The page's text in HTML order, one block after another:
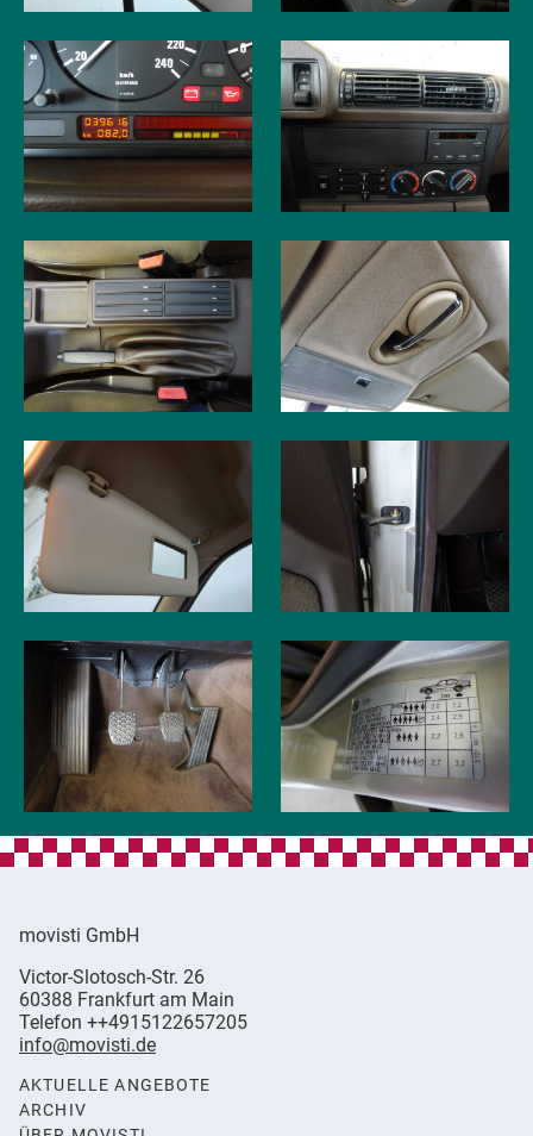
movisti GmbH
classic
automobiles
Victor-Slotosch-Str. 26
60388 Frankfurt am Main
Germany
Telefon ++4915122657205
info@movisti.de
AKTUELLE ANGEBOTE
ARCHIV